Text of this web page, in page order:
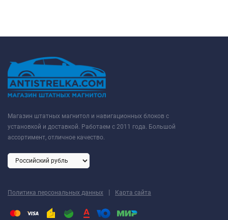
Магазин штатных магнитол и навигационных блоков с
установкой и доставкой. Работаем с 2011 года. Большой
ассортимент, отличное качество.
Политика персональных данных | Карта сайта